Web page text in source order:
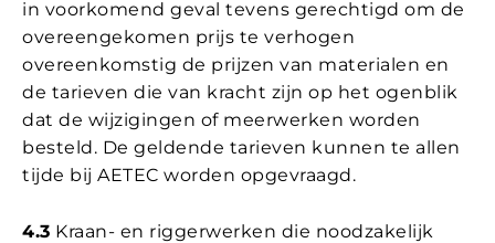
in voorkomend geval tevens gerechtigd om de
overeengekomen prijs te verhogen
overeenkomstig de prijzen van materialen en
de tarieven die van kracht zijn op het ogenblik
dat de wijzigingen of meerwerken worden
besteld. De geldende tarieven kunnen te allen
tijde bij AETEC worden opgevraagd.
4.3 Kraan- en riggerwerken die noodzakelijk